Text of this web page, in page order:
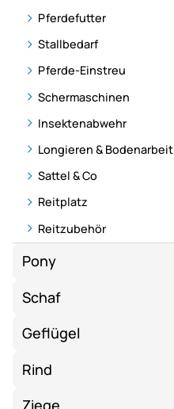
Pferdefutter
Stallbedarf
Pferde-Einstreu
Schermaschinen
Insektenabwehr
Longieren & Bodenarbeit
Sattel & Co
Reitplatz
Reitzubehör
Pony
Schaf
Geflügel
Rind
Ziege